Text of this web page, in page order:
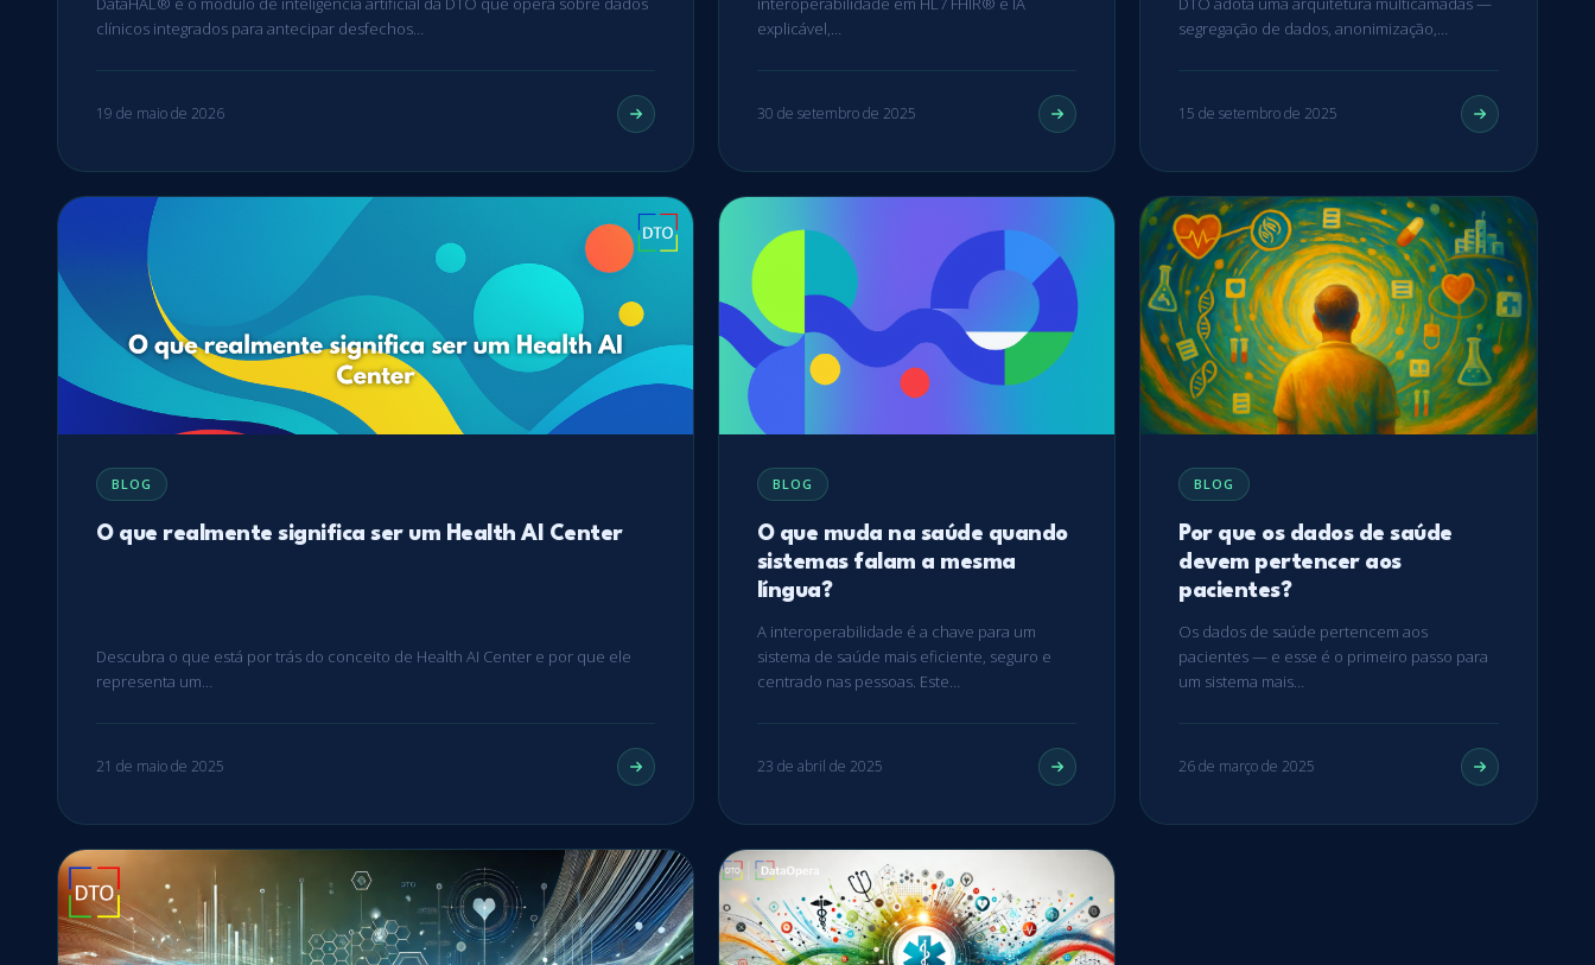
clínicos integrados para antecipar desfechos…
19 de maio de 2026
explicável,…
30 de setembro de 2025
segregação de dados, anonimização,…
15 de setembro de 2025
BLOG
O que realmente significa ser um Health AI Center
Descubra o que está por trás do conceito de Health AI Center e por que ele
representa um…
21 de maio de 2025
BLOG
O que muda na saúde quando
sistemas falam a mesma
língua?
A interoperabilidade é a chave para um
sistema de saúde mais eficiente, seguro e
centrado nas pessoas. Este…
23 de abril de 2025
BLOG
Por que os dados de saúde
devem pertencer aos
pacientes?
Os dados de saúde pertencem aos
pacientes — e esse é o primeiro passo para
um sistema mais…
26 de março de 2025